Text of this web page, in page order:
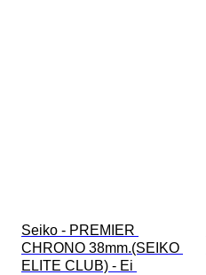
Seiko - PREMIER
CHRONO 38mm.(SEIKO
ELITE CLUB) - Ei